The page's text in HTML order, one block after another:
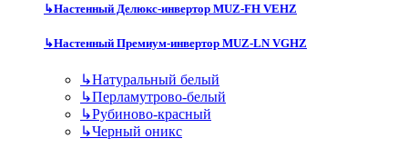
↳Настенный Делюкс-инвертор MUZ-FH VEHZ
↳Настенный Премиум-инвертор MUZ-LN VGHZ
↳Натуральный белый
↳Перламутрово-белый
↳Рубиново-красный
↳Черный оникс